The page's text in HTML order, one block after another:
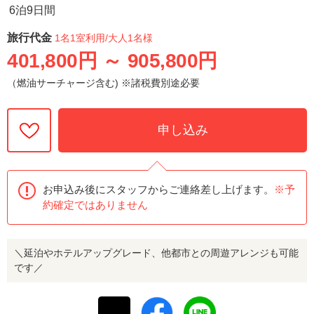
6泊9日間
旅行代金 1名1室利用/大人1名様
401,800円 ～ 905,800円
（燃油サーチャージ含む) ※諸税費別途必要
申し込み
お申込み後にスタッフからご連絡差し上げます。
※予
約確定ではありません
＼延泊やホテルアップグレード、他都市との周遊アレンジも可能
です／